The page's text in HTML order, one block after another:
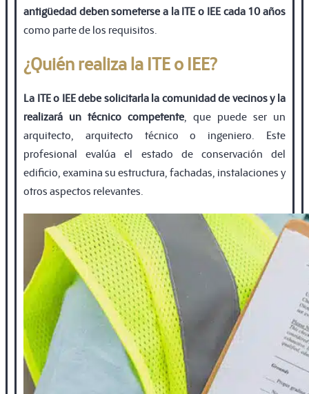
antigüedad deben someterse a la ITE o IEE cada 10 años
como parte de los requisitos.
¿Quién realiza la ITE o IEE?
La ITE o IEE debe solicitarla la comunidad de vecinos y la
realizará un técnico competente , que puede ser un
arquitecto, arquitecto técnico o ingeniero. Este
profesional evalúa el estado de conservación del
ediﬁcio, examina su estructura, fachadas, instalaciones y
otros aspectos relevantes.